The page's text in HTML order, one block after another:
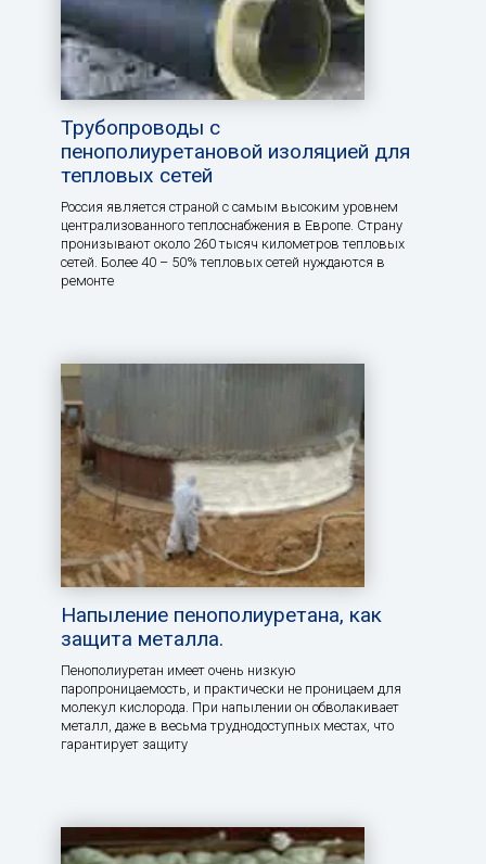
Трубопроводы с
пенополиуретановой изоляцией для
тепловых сетей
Россия является страной с самым высоким уровнем
централизованного теплоснабжения в Европе. Страну
пронизывают около 260 тысяч километров тепловых
сетей. Более 40 – 50% тепловых сетей нуждаются в
ремонте
Напыление пенополиуретана, как
защита металла.
Пенополиуретан имеет очень низкую
паропроницаемость, и практически не проницаем для
молекул кислорода. При напылении он обволакивает
металл, даже в весьма труднодоступных местах, что
гарантирует защиту